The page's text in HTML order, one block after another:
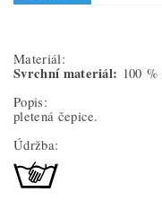
Materiál:
Svrchní materiál: 100
Popis:
pletená čepice.
Údržba: